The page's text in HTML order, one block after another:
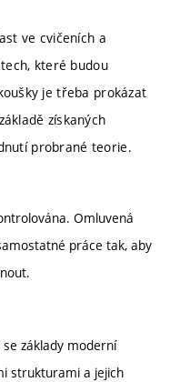
ve cvičeních a
které budou
je třeba prokázat
získaných
probrané teorie.
Omluvená
práce tak, aby
základy moderní
strukturami a jejich